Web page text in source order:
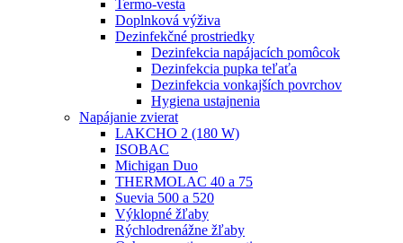
Termo-vesta
Doplnková výživa
Dezinfekčné prostriedky
Dezinfekcia napájacích pomôcok
Dezinfekcia pupka teľaťa
Dezinfekcia vonkajších povrchov
Hygiena ustajnenia
Napájanie zvierat
LAKCHO 2 (180 W)
ISOBAC
Michigan Duo
THERMOLAC 40 a 75
Suevia 500 a 520
Výklopné žľaby
Rýchlodrenážne žľaby